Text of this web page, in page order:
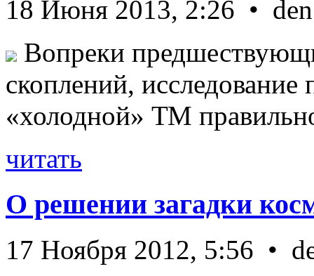
18 Июня 2013, 2:26 • den
Вопреки
скоплений, исследование
«холодной» ТМ
читать
О решении загадки
17 Ноября 2012, 5:56 •